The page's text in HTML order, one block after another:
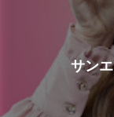
サン